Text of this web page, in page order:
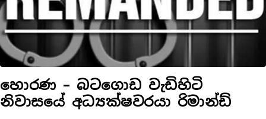
හොරණ – බටගොඩ වැඩිහිටි
නිවාසයේ අධ්‍යක්ෂවරයා රිමාන්ඩ්